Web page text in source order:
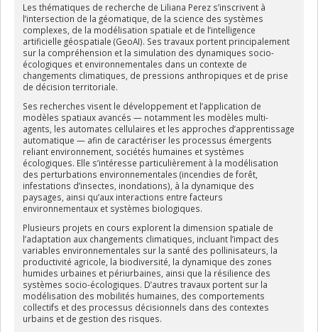
Les thématiques de recherche de Liliana Perezs’inscrivent à
l’intersection de la géomatique, de la science des systèmes
complexes, de la modélisation spatiale et de l’intelligence
artificielle géospatiale (GeoAI). Ses travaux portent principalement
sur la compréhension et la simulation des dynamiques socio-
écologiques et environnementales dans un contexte de
changements climatiques, de pressions anthropiques et de prise
de décision territoriale.
Ses recherches visent le développement et l’application de
modèles spatiaux avancés — notamment les modèles multi-
agents, les automates cellulaires et les approches d’apprentissage
automatique — afin de caractériser les processus émergents
reliant environnement, sociétés humaines et systèmes
écologiques. Elle s’intéresse particulièrement à la modélisation
des perturbations environnementales (incendies de forêt,
infestations d’insectes, inondations), à la dynamique des
paysages, ainsi qu’aux interactions entre facteurs
environnementaux et systèmes biologiques.
Plusieurs projets en cours explorent la dimension spatiale de
l’adaptation aux changements climatiques , incluant l’impact des
variables environnementales sur la santé des pollinisateurs, la
productivité agricole, la biodiversité, la dynamique des zones
humides urbaines et périurbaines, ainsi que la résilience des
systèmes socio-écologiques. D’autres travaux portent sur la
modélisation des mobilités humaines, des comportements
collectifs et des processus décisionnels dans des contextes
urbains et de gestion des risques.